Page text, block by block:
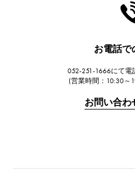
お電話で
052-251-1666にて電
(営業時間：10:30～
お問い合わ